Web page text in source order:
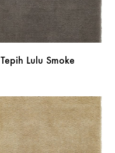
Tepih Lulu Smoke
NA
LISTU
ŽELJA